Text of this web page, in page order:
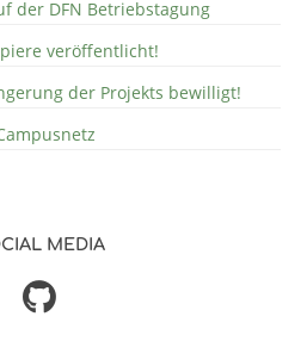
der DFN Betriebstagung
veröffentlicht!
der Projekts bewilligt!
MEDIA